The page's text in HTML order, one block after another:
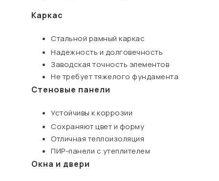
Каркас
Стальной рамный каркас
Надежность и долговечность
Заводская точность элементов
Не требует тяжелого фундамента
Стеновые панели
Устойчивы к коррозии
Сохраняют цвет и форму
Отличная теплоизоляция
ПИР-панели с утеплителем
Окна и двери